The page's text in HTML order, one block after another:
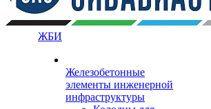
ЖБИ
Железобетонные
элементы инженерной
инфраструктуры